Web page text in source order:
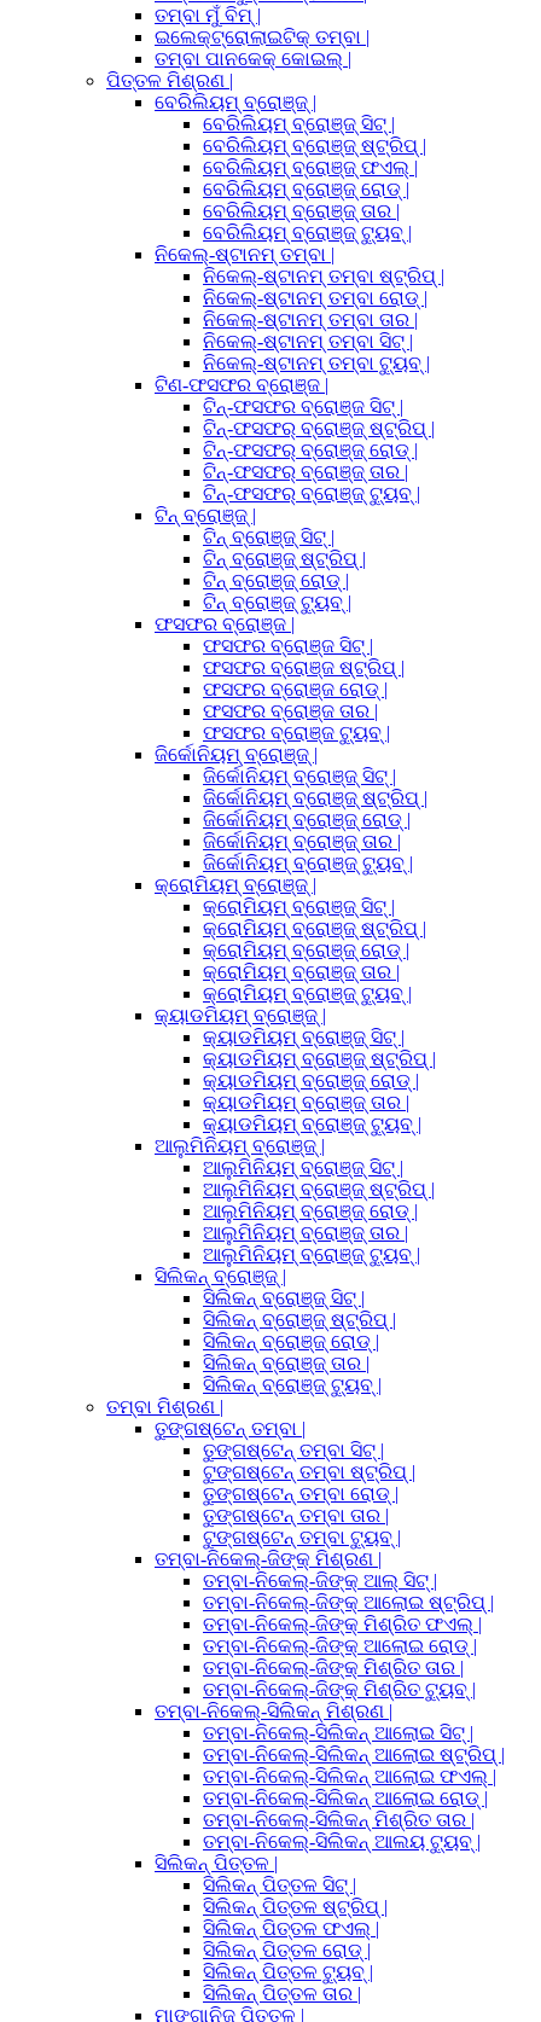
ତମ୍ବା ମୁଁ ବିମ୍ |
ଇଲେକ୍ଟ୍ରୋଲାଇଟିକ୍ ତମ୍ବା |
ତମ୍ବା ପାନକେକ୍ କୋଇଲ୍ |
ପିତ୍ତଳ ମିଶ୍ରଣ |
ବେରିଲିୟମ୍ ବ୍ରୋଞ୍ଜ୍ |
ବେରିଲିୟମ୍ ବ୍ରୋଞ୍ଜ୍ ସିଟ୍ |
ବେରିଲିୟମ୍ ବ୍ରୋଞ୍ଜ୍ ଷ୍ଟ୍ରିପ୍ |
ବେରିଲିୟମ୍ ବ୍ରୋଞ୍ଜ୍ ଫଏଲ୍ |
ବେରିଲିୟମ୍ ବ୍ରୋଞ୍ଜ୍ ରୋଡ୍ |
ବେରିଲିୟମ୍ ବ୍ରୋଞ୍ଜ୍ ତାର |
ବେରିଲିୟମ୍ ବ୍ରୋଞ୍ଜ୍ ଟ୍ୟୁବ୍ |
ନିକେଲ୍-ଷ୍ଟାନମ୍ ତମ୍ବା |
ନିକେଲ୍-ଷ୍ଟାନମ୍ ତମ୍ବା ଷ୍ଟ୍ରିପ୍ |
ନିକେଲ୍-ଷ୍ଟାନମ୍ ତମ୍ବା ରୋଡ୍ |
ନିକେଲ୍-ଷ୍ଟାନମ୍ ତମ୍ବା ତାର |
ନିକେଲ୍-ଷ୍ଟାନମ୍ ତମ୍ବା ସିଟ୍ |
ନିକେଲ୍-ଷ୍ଟାନମ୍ ତମ୍ବା ଟ୍ୟୁବ୍ |
ଟିଣ-ଫସଫର ବ୍ରୋଞ୍ଜ |
ଟିନ୍-ଫସଫର ବ୍ରୋଞ୍ଜ ସିଟ୍ |
ଟିନ୍-ଫସଫର୍ ବ୍ରୋଞ୍ଜ୍ ଷ୍ଟ୍ରିପ୍ |
ଟିନ୍-ଫସଫର୍ ବ୍ରୋଞ୍ଜ୍ ରୋଡ୍ |
ଟିନ୍-ଫସଫର୍ ବ୍ରୋଞ୍ଜ୍ ତାର |
ଟିନ୍-ଫସଫର୍ ବ୍ରୋଞ୍ଜ୍ ଟ୍ୟୁବ୍ |
ଟିନ୍ ବ୍ରୋଞ୍ଜ୍ |
ଟିନ୍ ବ୍ରୋଞ୍ଜ୍ ସିଟ୍ |
ଟିନ୍ ବ୍ରୋଞ୍ଜ୍ ଷ୍ଟ୍ରିପ୍ |
ଟିନ୍ ବ୍ରୋଞ୍ଜ୍ ରୋଡ୍ |
ଟିନ୍ ବ୍ରୋଞ୍ଜ୍ ଟ୍ୟୁବ୍ |
ଫସଫର ବ୍ରୋଞ୍ଜ |
ଫସଫର ବ୍ରୋଞ୍ଜ ସିଟ୍ |
ଫସଫର ବ୍ରୋଞ୍ଜ ଷ୍ଟ୍ରିପ୍ |
ଫସଫର ବ୍ରୋଞ୍ଜ ରୋଡ୍ |
ଫସଫର ବ୍ରୋଞ୍ଜ ତାର |
ଫସଫର ବ୍ରୋଞ୍ଜ ଟ୍ୟୁବ୍ |
ଜିର୍କୋନିୟମ୍ ବ୍ରୋଞ୍ଜ୍ |
ଜିର୍କୋନିୟମ୍ ବ୍ରୋଞ୍ଜ୍ ସିଟ୍ |
ଜିର୍କୋନିୟମ୍ ବ୍ରୋଞ୍ଜ୍ ଷ୍ଟ୍ରିପ୍ |
ଜିର୍କୋନିୟମ୍ ବ୍ରୋଞ୍ଜ୍ ରୋଡ୍ |
ଜିର୍କୋନିୟମ୍ ବ୍ରୋଞ୍ଜ୍ ତାର |
ଜିର୍କୋନିୟମ୍ ବ୍ରୋଞ୍ଜ୍ ଟ୍ୟୁବ୍ |
କ୍ରୋମିୟମ୍ ବ୍ରୋଞ୍ଜ୍ |
କ୍ରୋମିୟମ୍ ବ୍ରୋଞ୍ଜ୍ ସିଟ୍ |
କ୍ରୋମିୟମ୍ ବ୍ରୋଞ୍ଜ୍ ଷ୍ଟ୍ରିପ୍ |
କ୍ରୋମିୟମ୍ ବ୍ରୋଞ୍ଜ୍ ରୋଡ୍ |
କ୍ରୋମିୟମ୍ ବ୍ରୋଞ୍ଜ୍ ତାର |
କ୍ରୋମିୟମ୍ ବ୍ରୋଞ୍ଜ୍ ଟ୍ୟୁବ୍ |
କ୍ୟାଡମିୟମ୍ ବ୍ରୋଞ୍ଜ୍ |
କ୍ୟାଡମିୟମ୍ ବ୍ରୋଞ୍ଜ୍ ସିଟ୍ |
କ୍ୟାଡମିୟମ୍ ବ୍ରୋଞ୍ଜ୍ ଷ୍ଟ୍ରିପ୍ |
କ୍ୟାଡମିୟମ୍ ବ୍ରୋଞ୍ଜ୍ ରୋଡ୍ |
କ୍ୟାଡମିୟମ୍ ବ୍ରୋଞ୍ଜ୍ ତାର |
କ୍ୟାଡମିୟମ୍ ବ୍ରୋଞ୍ଜ୍ ଟ୍ୟୁବ୍ |
ଆଲୁମିନିୟମ୍ ବ୍ରୋଞ୍ଜ୍ |
ଆଲୁମିନିୟମ୍ ବ୍ରୋଞ୍ଜ୍ ସିଟ୍ |
ଆଲୁମିନିୟମ୍ ବ୍ରୋଞ୍ଜ୍ ଷ୍ଟ୍ରିପ୍ |
ଆଲୁମିନିୟମ୍ ବ୍ରୋଞ୍ଜ୍ ରୋଡ୍ |
ଆଲୁମିନିୟମ୍ ବ୍ରୋଞ୍ଜ୍ ତାର |
ଆଲୁମିନିୟମ୍ ବ୍ରୋଞ୍ଜ୍ ଟ୍ୟୁବ୍ |
ସିଲିକନ୍ ବ୍ରୋଞ୍ଜ୍ |
ସିଲିକନ୍ ବ୍ରୋଞ୍ଜ୍ ସିଟ୍ |
ସିଲିକନ୍ ବ୍ରୋଞ୍ଜ୍ ଷ୍ଟ୍ରିପ୍ |
ସିଲିକନ୍ ବ୍ରୋଞ୍ଜ୍ ରୋଡ୍ |
ସିଲିକନ୍ ବ୍ରୋଞ୍ଜ୍ ତାର |
ସିଲିକନ୍ ବ୍ରୋଞ୍ଜ୍ ଟ୍ୟୁବ୍ |
ତମ୍ବା ମିଶ୍ରଣ |
ତୁଙ୍ଗଷ୍ଟେନ୍ ତମ୍ବା |
ତୁଙ୍ଗଷ୍ଟେନ୍ ତମ୍ବା ସିଟ୍ |
ଟୁଙ୍ଗଷ୍ଟେନ୍ ତମ୍ବା ଷ୍ଟ୍ରିପ୍ |
ତୁଙ୍ଗଷ୍ଟେନ୍ ତମ୍ବା ରୋଡ୍ |
ତୁଙ୍ଗଷ୍ଟେନ୍ ତମ୍ବା ତାର |
ଟୁଙ୍ଗଷ୍ଟେନ୍ ତମ୍ବା ଟ୍ୟୁବ୍ |
ତମ୍ବା-ନିକେଲ୍-ଜିଙ୍କ୍ ମିଶ୍ରଣ |
ତମ୍ବା-ନିକେଲ୍-ଜିଙ୍କ୍ ଆଲ୍ ସିଟ୍ |
ତମ୍ବା-ନିକେଲ୍-ଜିଙ୍କ୍ ଆଲୋଇ ଷ୍ଟ୍ରିପ୍ |
ତମ୍ବା-ନିକେଲ୍-ଜିଙ୍କ୍ ମିଶ୍ରିତ ଫଏଲ୍ |
ତମ୍ବା-ନିକେଲ୍-ଜିଙ୍କ୍ ଆଲୋଇ ରୋଡ୍ |
ତମ୍ବା-ନିକେଲ୍-ଜିଙ୍କ୍ ମିଶ୍ରିତ ତାର |
ତମ୍ବା-ନିକେଲ୍-ଜିଙ୍କ୍ ମିଶ୍ରିତ ଟ୍ୟୁବ୍ |
ତମ୍ବା-ନିକେଲ୍-ସିଲିକନ୍ ମିଶ୍ରଣ |
ତମ୍ବା-ନିକେଲ୍-ସିଲିକନ୍ ଆଲୋଇ ସିଟ୍ |
ତମ୍ବା-ନିକେଲ୍-ସିଲିକନ୍ ଆଲୋଇ ଷ୍ଟ୍ରିପ୍ |
ତମ୍ବା-ନିକେଲ୍-ସିଲିକନ୍ ଆଲୋଇ ଫଏଲ୍ |
ତମ୍ବା-ନିକେଲ୍-ସିଲିକନ୍ ଆଲୋଇ ରୋଡ୍ |
ତମ୍ବା-ନିକେଲ୍-ସିଲିକନ୍ ମିଶ୍ରିତ ତାର |
ତମ୍ବା-ନିକେଲ୍-ସିଲିକନ୍ ଆଲୟ ଟ୍ୟୁବ୍ |
ସିଲିକନ୍ ପିତ୍ତଳ |
ସିଲିକନ୍ ପିତ୍ତଳ ସିଟ୍ |
ସିଲିକନ୍ ପିତ୍ତଳ ଷ୍ଟ୍ରିପ୍ |
ସିଲିକନ୍ ପିତ୍ତଳ ଫଏଲ୍ |
ସିଲିକନ୍ ପିତ୍ତଳ ରୋଡ୍ |
ସିଲିକନ୍ ପିତ୍ତଳ ଟ୍ୟୁବ୍ |
ସିଲିକନ୍ ପିତ୍ତଳ ତାର |
ମାଙ୍ଗାନିଜ୍ ପିତ୍ତଳ |